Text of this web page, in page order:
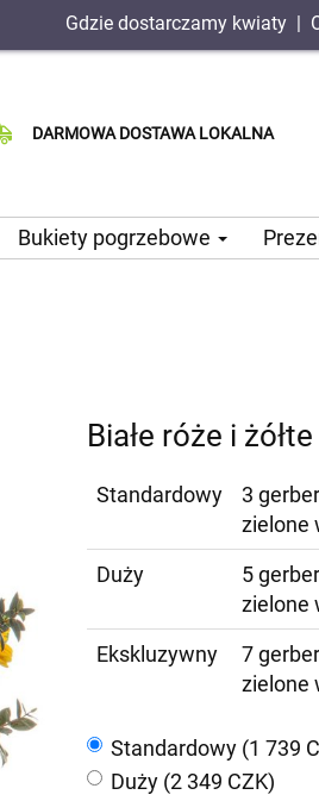
Gdzie dostarczamy kwiaty |
DARMOWA DOSTAWA LOKALNA
Dostawa tego samego dnia
Wybierz datę dostawy
Bukiety pogrzebowe
Białe róże i
Standardowy
3
zielone
Duży
5
zielone
Ekskluzywny
7
zielone
Standardowy (1 739
Duży (2 349 CZK)